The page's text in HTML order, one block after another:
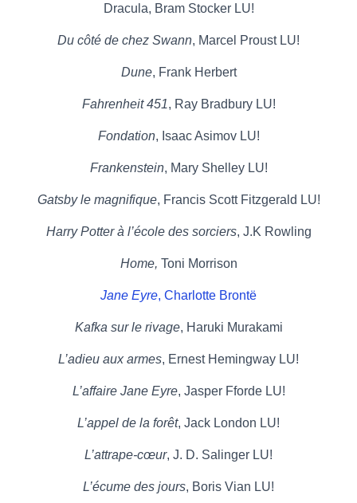
Dracula, Bram Stocker LU!
Du côté de chez Swann, Marcel Proust LU!
Dune, Frank Herbert
Fahrenheit 451, Ray Bradbury LU!
Fondation, Isaac Asimov LU!
Frankenstein, Mary Shelley LU!
Gatsby le magnifique, Francis Scott Fitzgerald LU!
Harry Potter à l’école des sorciers, J.K Rowling
Home, Toni Morrison
Jane Eyre, Charlotte Brontë
Kafka sur le rivage, Haruki Murakami
L’adieu aux armes, Ernest Hemingway LU!
L’affaire Jane Eyre, Jasper Fforde LU!
L’appel de la forêt, Jack London LU!
L’attrape-cœur, J. D. Salinger LU!
L’écume des jours, Boris Vian LU!